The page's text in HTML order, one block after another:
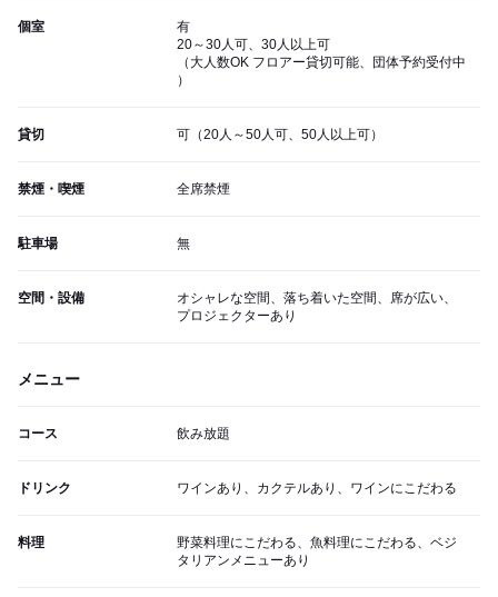
個室
有
20～30人可、30人以上可
（大人数OK フロアー貸切可能、団体予約受付中
）
貸切 可（20人～50人可、50人以上可）
禁煙・喫煙 全席禁煙
駐車場 無
空間・設備
オシャレな空間、落ち着いた空間、席が広い、
プロジェクターあり
メニュー
コース 飲み放題
ドリンク ワインあり、カクテルあり、ワインにこだわる
料理
野菜料理にこだわる、魚料理にこだわる、ベジ
タリアンメニューあり